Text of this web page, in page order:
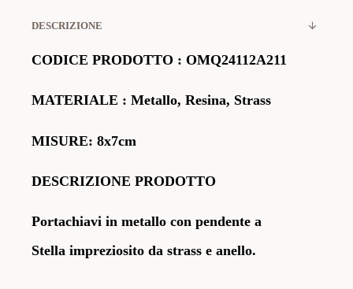
DESCRIZIONE
CODICE PRODOTTO : OMQ24112A211
MATERIALE : Metallo, Resina, Strass
MISURE: 8x7cm
DESCRIZIONE PRODOTTO
Portachiavi in metallo con pendente a
Stella impreziosito da strass e anello.